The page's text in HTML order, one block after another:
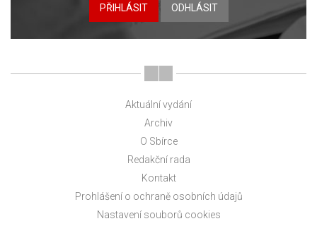
PŘIHLÁSIT ODHLÁSIT
Aktuální vydání
Archiv
O Sbírce
Redakční rada
Kontakt
Prohlášení o ochraně osobních údajů
Nastavení souborů cookies